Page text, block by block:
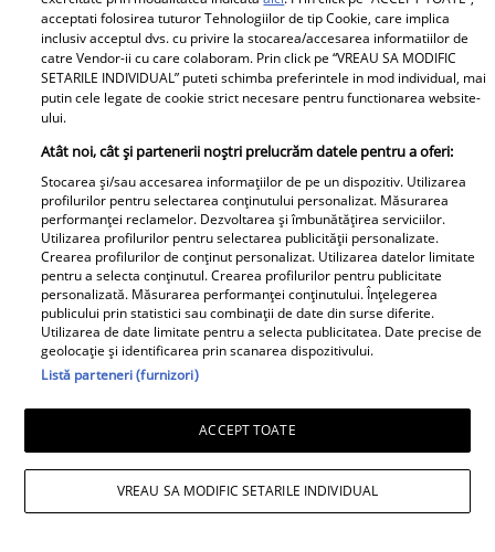
Cabral rupe tăcerea după
divorțul de Andreea Ibacka. „Nu
mi-a convenit să spun asta cu
voce tare. M-a afectat”
Elle
O mai ții minte pe Janine Sârbu?
Cum arată și cu ce se ocupă
acum fosta soție a lui Adrian
Sârbu și unul dintre cele mai
fost decorată recent de
Ministerul Culturii din Franța.
acceptati folosirea tuturor Tehnologiilor de tip Cookie, care implica
inclusiv acceptul dvs. cu privire la stocarea/accesarea informatiilor de
catre Vendor-ii cu care colaboram. Prin click pe “VREAU SA MODIFIC
SETARILE INDIVIDUAL” puteti schimba preferintele in mod individual, mai
putin cele legate de cookie strict necesare pentru functionarea website-
ului.
Atât noi, cât și partenerii noștri prelucrăm datele pentru a oferi:
Stocarea și/sau accesarea informațiilor de pe un dispozitiv. Utilizarea
profilurilor pentru selectarea conținutului personalizat. Măsurarea
performanței reclamelor. Dezvoltarea și îmbunătățirea serviciilor.
Utilizarea profilurilor pentru selectarea publicității personalizate.
Crearea profilurilor de conținut personalizat. Utilizarea datelor limitate
pentru a selecta conținutul. Crearea profilurilor pentru publicitate
personalizată. Măsurarea performanței conținutului. Înțelegerea
publicului prin statistici sau combinații de date din surse diferite.
Utilizarea de date limitate pentru a selecta publicitatea. Date precise de
geolocație și identificarea prin scanarea dispozitivului.
Listă parteneri (furnizori)
ACCEPT TOATE
VREAU SA MODIFIC SETARILE INDIVIDUAL